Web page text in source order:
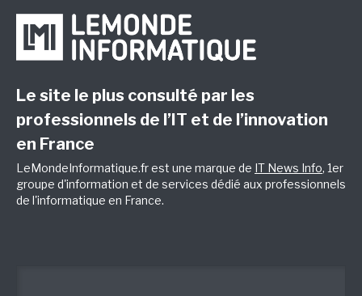
Le site le plus consulté par les
professionnels de l’IT et de l’innovation
en France
LeMondeInformatique.fr est une marque de IT News Info, 1er
groupe d'information et de services dédié aux professionnels
de l'informatique en France.